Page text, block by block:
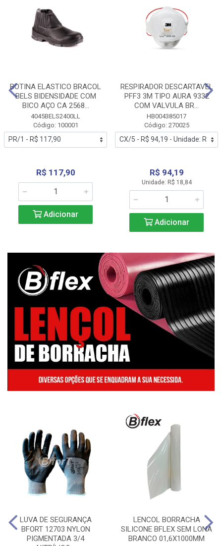
BOTINA ELASTICO BRACOL
BELS BIDENSIDADE COM
BICO AÇO CA 2568...
4045BELS2400LL
Código: 100001
R$ 117,90
Adicionar
RESPIRADOR DESCARTAVEL
PFF3 3M TIPO AURA 9332
COM VALVULA BR...
HB004385017
Código: 270025
R$ 94,19
Unidade: R$ 18,84
Adicionar
LUVA DE SEGURANÇA
BFORT 12703 NYLON
PIGMENTADA 3/4
LENCOL BORRACHA
SILICONE BFLEX SEM LONA
BRANCO 01,6X1000MM